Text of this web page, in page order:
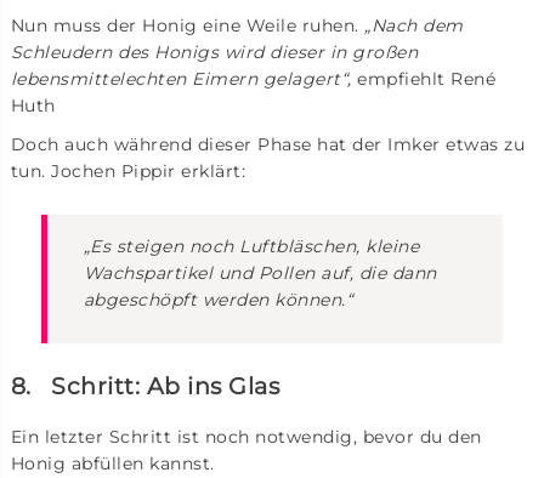
Nun muss der Honig eine Weile ruhen. „Nach dem
Schleudern des Honigs wird dieser in großen
lebensmittelechten Eimern gelagert“,empfiehlt René
Huth
Doch auch während dieser Phase hat der Imker etwas zu
tun. Jochen Pippir erklärt:
„Es steigen noch Luftbläschen, kleine
Wachspartikel und Pollen auf, die dann
abgeschöpft werden können.“
8. Schritt: Ab ins Glas
Ein letzter Schritt ist noch notwendig, bevor du den
Honig abfüllen kannst.